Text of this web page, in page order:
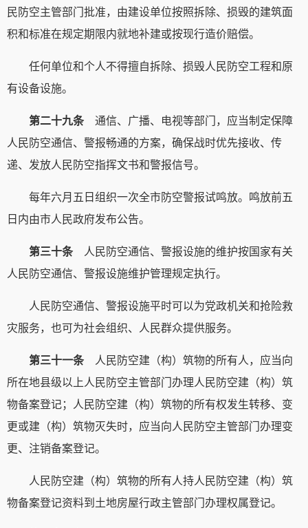
民防空主管部门批准，由建设单位按照拆除、损毁的建筑面
积和标准在规定期限内就地补建或按现行造价赔偿。
任何单位和个人不得擅自拆除、损毁人民防空工程和原
有设备设施。
第二十九条 通信、广播、电视等部门，应当制定保障
人民防空通信、警报畅通的方案，确保战时优先接收、传
递、发放人民防空指挥文书和警报信号。
每年六月五日组织一次全市防空警报试鸣放。鸣放前五
日内由市人民政府发布公告。
第三十条
人民防空通信、警报设施的维护按国家有关
人民防空通信、警报设施维护管理规定执行。
人民防空通信、警报设施平时可以为党政机关和抢险救
灾服务，也可为社会组织、人民群众提供服务。
第三十一条
人民防空建（构）筑物的所有人，应当向
所在地县级以上人民防空主管部门办理人民防空建（构）筑
物备案登记；人民防空建（构）筑物的所有权发生转移、变
更或建（构）筑物灭失时，应当向人民防空主管部门办理变
更、注销备案登记。
人民防空建（构）筑物的所有人持人民防空建（构）筑
物备案登记资料到土地房屋行政主管部门办理权属登记。